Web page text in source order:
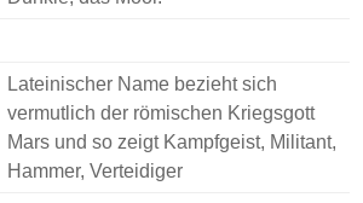
Lateinischer Name bezieht sich
vermutlich der römischen Kriegsgott
Mars und so zeigt Kampfgeist, Militant,
Hammer, Verteidiger